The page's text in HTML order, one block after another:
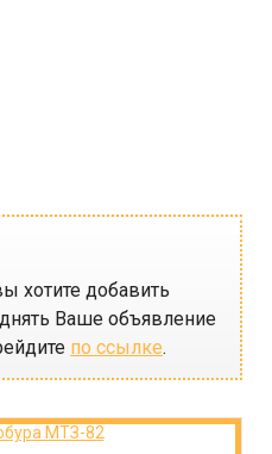
хотите добавить
Ваше объявление
по ссылке.